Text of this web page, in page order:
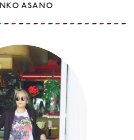
ASANO